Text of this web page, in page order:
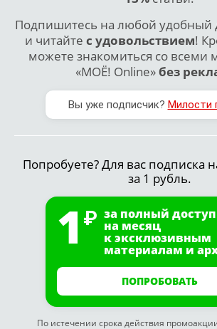
Подпишитесь на любой удобный
и читайте с удовольствием!
можете знакомиться со всеми
«МОЁ! Online»без
Вы уже подписчик? Милости
Попробуете? Для вас подписка
за 1 рубль.
1 за полный доступ
на месяц
к эксклюзивным
материалам и
ПОПРОБОВАТЬ
По истечении срока действия